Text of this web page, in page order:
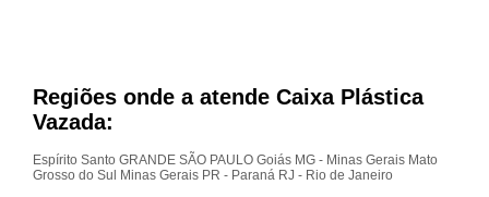
Regiões onde a atende Caixa Plástica
Vazada:
Espírito Santo GRANDE SÃO PAULO Goiás MG - Minas Gerais Mato
Grosso do Sul Minas Gerais PR - Paraná RJ - Rio de Janeiro